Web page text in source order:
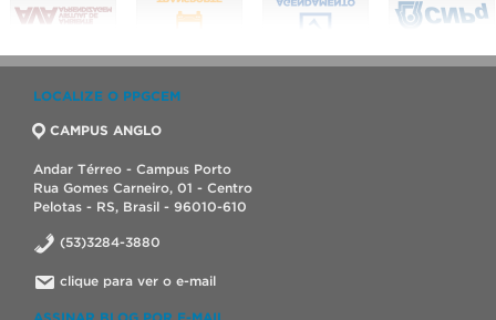
LOCALIZE O PPGCEM
CAMPUS ANGLO
Andar Térreo - Campus Porto
Rua Gomes Carneiro, 01 - Centro
Pelotas - RS, Brasil - 96010-610
(53)3284-3880
clique para ver o e-mail